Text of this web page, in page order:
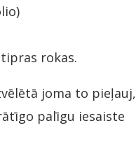
rokas.
joma to pieļauj,
palīgu iesaiste